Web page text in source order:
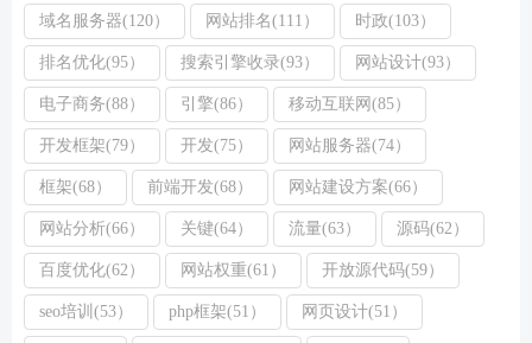
域名服务器(120） 网站排名(111） 时政(103）
排名优化(95） 搜索引擎收录(93） 网站设计(93）
电子商务(88） 引擎(86） 移动互联网(85）
开发框架(79） 开发(75） 网站服务器(74）
框架(68） 前端开发(68） 网站建设方案(66）
网站分析(66） 关键(64） 流量(63） 源码(62）
百度优化(62） 网站权重(61） 开放源代码(59）
seo培训(53） php框架(51） 网页设计(51）